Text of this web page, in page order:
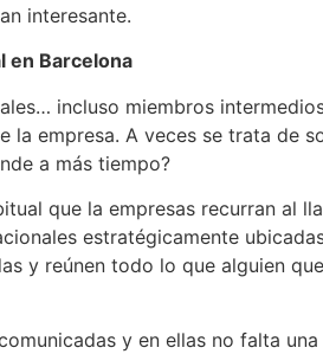
interesante.
en Barcelona
incluso miembros
la empresa. A veces se trata de
a más tiempo?
que la empresas recurran al
estratégicamente
y reúnen todo lo que alguien
y en ellas no falta